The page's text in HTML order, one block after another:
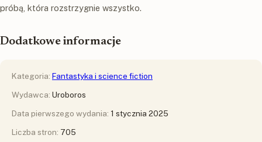
próbą, która rozstrzygnie wszystko.
Dodatkowe informacje
Kategoria: Fantastyka i science fiction
Wydawca: Uroboros
Data pierwszego wydania: 1 stycznia 2025
Liczba stron: 705